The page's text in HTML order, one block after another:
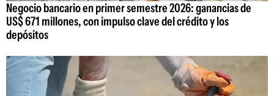
Negocio bancario en primer semestre 2026: ganancias de
US$ 671 millones, con impulso clave del crédito y los
depósitos